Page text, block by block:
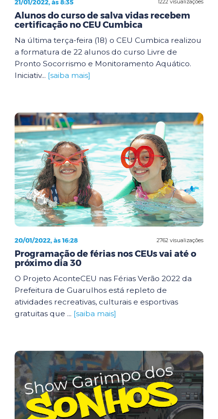
1222 visualizações
21/01/2022, às 8:35
Alunos do curso de salva vidas recebem
certificação no CEU Cumbica
Na última terça-feira (18) o CEU Cumbica realizou
a formatura de 22 alunos do curso Livre de
Pronto Socorrismo e Monitoramento Aquático.
Iniciativ... [saiba mais]
2762 visualizações
20/01/2022, às 16:28
Programação de férias nos CEUs vai até o
próximo dia 30
O Projeto AconteCEU nas Férias Verão 2022 da
Prefeitura de Guarulhos está repleto de
atividades recreativas, culturais e esportivas
gratuitas que ... [saiba mais]